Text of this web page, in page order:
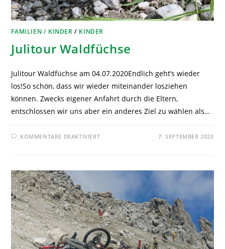
FAMILIEN / KINDER / KINDER
Julitour Waldfüchse
Julitour Waldfüchse am 04.07.2020Endlich geht’s wieder
los!So schön, dass wir wieder miteinander losziehen
können. Zwecks eigener Anfahrt durch die Eltern,
entschlossen wir uns aber ein anderes Ziel zu wählen als…
KOMMENTARE DEAKTIVIERT 7. SEPTEMBER 2020